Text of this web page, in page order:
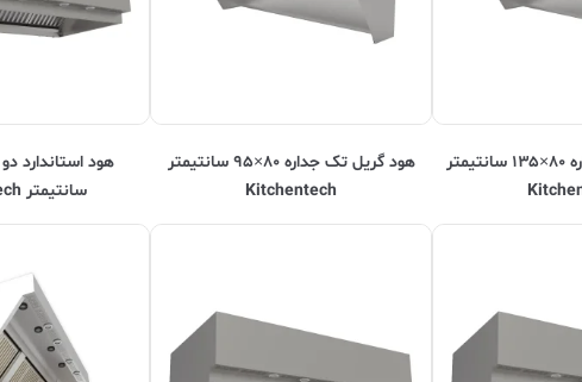
هود گریل تک جداره ۸۰×۱۳۵ سانتیمتر
هود گریل تک جداره ۸۰×۹۵ سانتیمتر
Kitchentech
سانتیمتر Kitchentech